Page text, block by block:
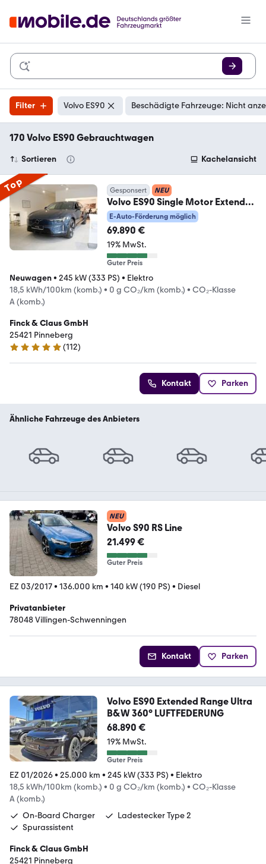
Filter Volvo ES90 Beschädigte Fahrzeuge: Nicht
170 Volvo ES90 Gebrauchtwagen
Sortieren Kachelansicht
Top Gesponsert NEU
Volvo ES90 Single Motor Extended
Range Plus 360° PANO
E-Auto-Förderung möglich
69.890 €
19% MwSt.
Guter Preis
Neuwagen• 245 kW (333 PS) • Elektro
18,5 kWh/100km (komb.) • 0 g CO₂/km (komb.) • CO₂-Klasse
A (komb.)
Finck & Claus GmbH
25421 Pinneberg
4.9 Sterne
(112)
Kontakt Parken
Ähnliche Fahrzeuge des Anbieters
NEU
Volvo S90 RS Line
21.499 €
Guter Preis
EZ 03/2017• 136.000 km • 140 kW (190 PS) • Diesel
Privatanbieter
78048 Villingen-Schwenningen
Kontakt Parken
Volvo ES90 Extended Range Ultra
B&W 360° LUFTFEDERUNG
68.890 €
19% MwSt.
Guter Preis
EZ 01/2026• 25.000 km • 245 kW (333 PS) • Elektro
18,5 kWh/100km (komb.) • 0 g CO₂/km (komb.) • CO₂-Klasse
A (komb.)
On-Board Charger
Ladestecker Type 2
Spurassistent
Finck & Claus GmbH
25421 Pinneberg